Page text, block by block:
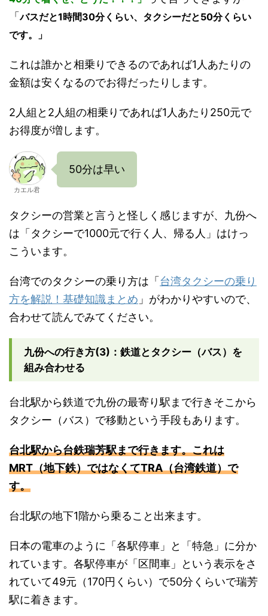
「バスだと1時間30分くらい、タクシーだと50分くらい
です。」
これは誰かと相乗りできるのであれば1人あたりの
金額は安くなるのでお得だったりします。
2人組と2人組の相乗りであれば1人あたり250元で
お得度が増します。
カエル君
50分は早い
タクシーの営業と言うと怪しく感じますが、九份へ
は「タクシーで1000元で行く人、帰る人」はけっ
こういます。
台湾でのタクシーの乗り方は「 台湾タクシーの乗り
方を解説！基礎知識まとめ 」がわかりやすいので、
合わせて読んでみてください。
九份への行き方(3)：鉄道とタクシー（バス）を
組み合わせる
台北駅から鉄道で九份の最寄り駅まで行きそこから
タクシー（バス）で移動という手段もあります。
台北駅から台鉄瑞芳駅まで行きます。これは
MRT（地下鉄）ではなくてTRA（台湾鉄道）で
す。
台北駅の地下1階から乗ること出来ます。
日本の電車のように「各駅停車」と「特急」に分か
れています。各駅停車が「区間車」という表示をさ
れていて49元（170円くらい）で50分くらいで瑞芳
駅に着きます。